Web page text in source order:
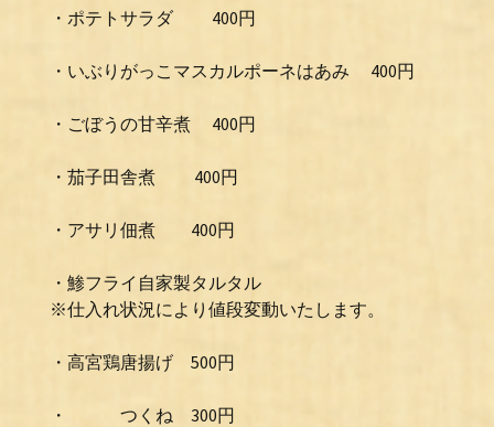
・ポテトサラダ 400円
・いぶりがっこマスカルポーネはあみ 400円
・ごぼうの甘辛煮 400円
・茄子田舎煮 400円
・アサリ佃煮 400円
・鯵フライ自家製タルタル
※仕入れ状況により値段変動いたします。
・高宮鶏唐揚げ 500円
・ つくね 300円